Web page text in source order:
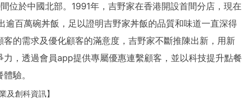
位於中國北部。1991年，吉野家在香港開設首間分店，現在
逾百萬碗丼飯，足以證明吉野家丼飯的品質和味道一直深得
的需求及優化顧客的滿意度，吉野家不斷推陳出新，用新
，透過會員app提供專屬優惠連繫顧客，並以科技提升點餐
驗。
及創科資訊】